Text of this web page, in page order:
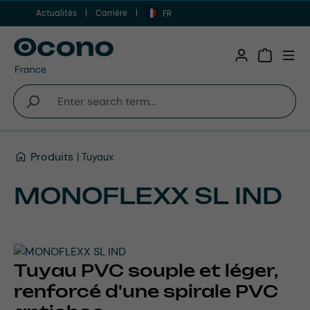
Aller au contenu principal
Actualités Carrière FR
Produits Tuyaux
MONOFLEXX SL IND
Tuyau PVC souple et léger,
renforcé d'une spirale PVC